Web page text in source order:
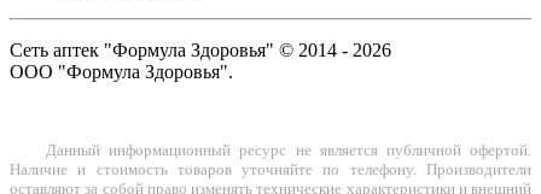
Сеть аптек "Формула Здоровья" © 2014 - 2026
ООО "Формула Здоровья".
Данный информационный ресурс не является публичной офертой.
Наличие и стоимость товаров уточняйте по телефону. Производители
оставляют за собой право изменять технические характеристики и внешний